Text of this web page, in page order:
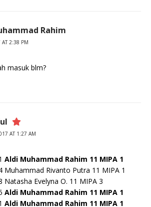
Rahim
2:38 PM
masuk blm?
AT 1:27 AM
Aldi Muhammad Rahim 11 MIPA 1
Muhammad Rivanto Putra 11 MIPA 1
Natasha Evelyna O. 11 MIPA 3
Aldi Muhammad Rahim 11 MIPA 1
Aldi Muhammad Rahim 11 MIPA 1